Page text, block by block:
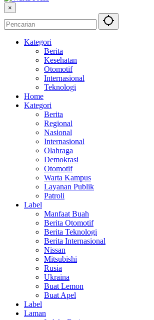
×
Kategori
Berita
Kesehatan
Otomotif
Internasional
Teknologi
Home
Kategori
Berita
Regional
Nasional
Internasional
Olahraga
Demokrasi
Otomotif
Warta Kampus
Layanan Publik
Patroli
Label
Manfaat Buah
Berita Otomotif
Berita Teknologi
Berita Internasional
Nissan
Mitsubishi
Rusia
Ukraina
Buat Lemon
Buat Apel
Label
Laman